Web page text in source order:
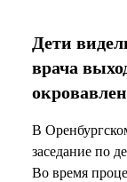
Дети
врача
В
заседание по
Во время